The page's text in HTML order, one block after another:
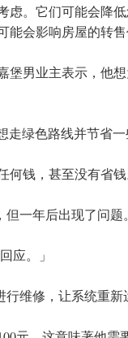
虑。它们可能会降
能会影响房屋的转
堡男业主表示，他
走绿色路线并节省
何钱，甚至没有省
但一年后出现了问题
应。」
行维修，让系统重新